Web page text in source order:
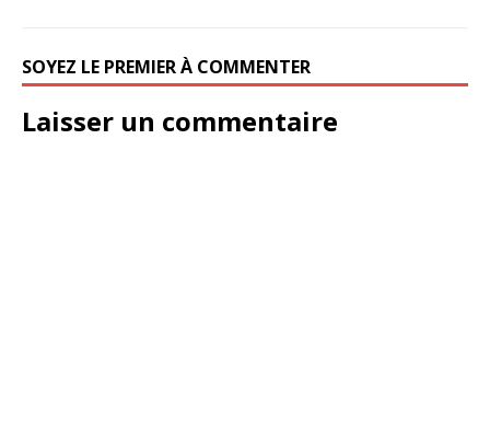
SOYEZ LE PREMIER À COMMENTER
Laisser un commentaire